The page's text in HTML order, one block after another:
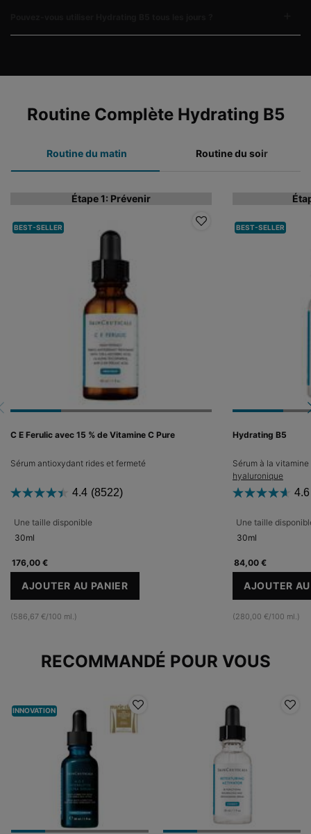
Routine Complète Hydrating B5
Routine du matin Routine du soir
Étape 1: Prévenir
BEST-SELLER
C E Ferulic avec 15 % de Vitamine C Pure
Sérum antioxydant rides et fermeté
4.4 (8522)
Une taille disponible
30ml
176,00 €
AJOUTER AU PANIER
C E FERULIC AVEC 15 % DE VITAMINE C PURE
(586,67 €/100 ml.)
BEST-SELLER
Hydrating B5
Sérum à la
hyaluronique
4.6
Une taille
30ml
84,00 €
AJOUTER
(280,00 €/100 ml.)
PDP Slot 1 SectionRECOMMANDÉ POUR VOUS
INNOVATION